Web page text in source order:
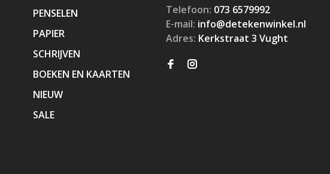
PENSELEN
PAPIER
SCHRIJVEN
BOEKEN EN KAARTEN
NIEUW
SALE
Telefoon: 073 6579992
E-mail: info@detekenwinkel.nl
Adres: Kerkstraat 3 Vught